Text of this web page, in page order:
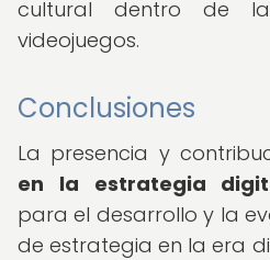
cultural dentro de
videojuegos.
Conclusiones
La presencia y
en la estrategia
para el desarrollo y la
de estrategia en la era